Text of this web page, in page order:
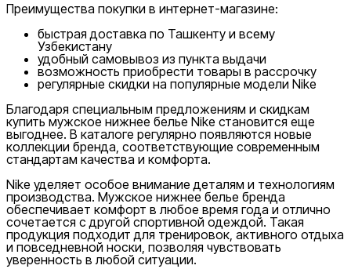
Преимущества покупки в интернет-магазине:
быстрая доставка по Ташкенту и всему
Узбекистану
удобный самовывоз из пункта выдачи
возможность приобрести товары в рассрочку
регулярные скидки на популярные модели Nike
Благодаря специальным предложениям и скидкам
купить мужское нижнее белье Nike становится еще
выгоднее. В каталоге регулярно появляются новые
коллекции бренда, соответствующие современным
стандартам качества и комфорта.
Nike уделяет особое внимание деталям и технологиям
производства. Мужское нижнее белье бренда
обеспечивает комфорт в любое время года и отлично
сочетается с другой спортивной одеждой. Такая
продукция подходит для тренировок, активного отдыха
и повседневной носки, позволяя чувствовать
уверенность в любой ситуации.